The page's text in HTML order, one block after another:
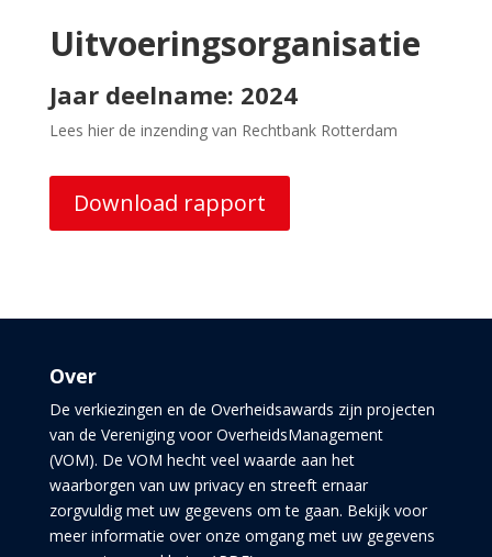
Uitvoeringsorganisatie
Jaar deelname: 2024
Lees hier de inzending van Rechtbank Rotterdam
Download rapport
Over
De verkiezingen en de Overheidsawards zijn projecten
van de Vereniging voor OverheidsManagement
(VOM). De VOM hecht veel waarde aan het
waarborgen van uw privacy en streeft ernaar
zorgvuldig met uw gegevens om te gaan. Bekijk voor
meer informatie over onze omgang met uw gegevens